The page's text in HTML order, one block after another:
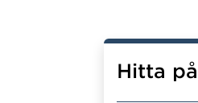
Hitta